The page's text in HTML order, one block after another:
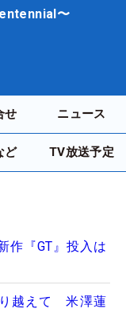
〜
せ ニュース
ど TV放送予定
作『GT』投入は
り越えて 米澤蓮